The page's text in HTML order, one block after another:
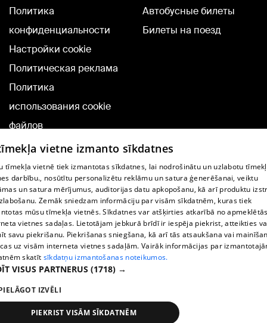
Политика
конфиденциальности
Настройки cookie
Политическая реклама
Политика
использования cookie
файлов
Добавление
комментариев
Автобусные билеты
Билеты на поезд
TВ-программа
Условия договора
360 Ziņu kontakti
Helio Media
Служба помощи портала: э-почта -
All rights reserved.
vietne izmanto sīkdatnes
tīmekļa vietnē tiek izmantotas sīkdatnes, lai nodrošinātu un uzlabotu
darbību., nosūtītu personalizētu reklāmu un satura ģenerēšanai, veiktu
un satura mērījumus, auditorijas datu apkopošanu, kā arī produktu
Zemāk sniedzam informāciju par visām sīkdatnēm, kuras tiek
mūsu tīmekļa vietnēs. Sīkdatnes var atšķirties atkarībā no
vietnes sadaļas. Lietotājam jebkurā brīdī ir iespēja piekrist, atteikties
savu piekrišanu. Piekrišanas sniegšana, kā arī tās atsaukšana vai
uz visām interneta vietnes sadaļām. Vairāk informācijas par
skatīt sīkdatņu izmantošanas noteikumos.
VISUS PARTNERUS (1718) →
IZVĒLI
PIEKRIST VISĀM SĪKDATNĒM